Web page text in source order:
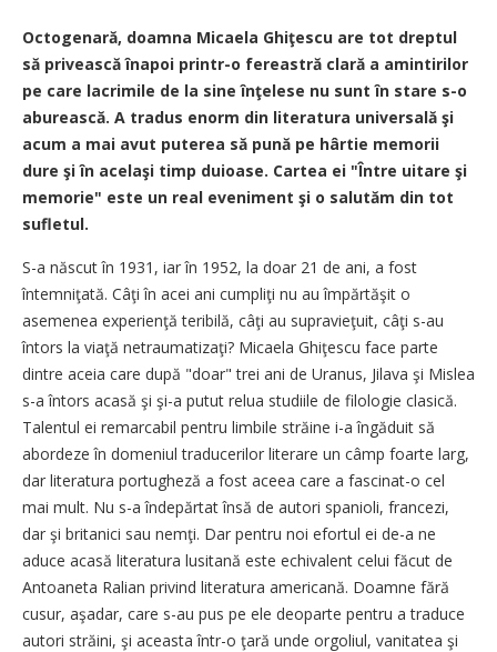
Octogenară, doamna Micaela Ghiţescu are tot dreptul
să privească înapoi printr-o fereastră clară a amintirilor
pe care lacrimile de la sine înţelese nu sunt în stare s-o
aburească. A tradus enorm din literatura universală şi
acum a mai avut puterea să pună pe hârtie memorii
dure şi în acelaşi timp duioase. Cartea ei "Între uitare şi
memorie" este un real eveniment şi o salutăm din tot
sufletul.
S-a născut în 1931, iar în 1952, la doar 21 de ani, a fost
întemniţată. Câţi în acei ani cumpliţi nu au împărtăşit o
asemenea experienţă teribilă, câţi au supravieţuit, câţi s-au
întors la viaţă netraumatizaţi? Micaela Ghiţescu face parte
dintre aceia care după "doar" trei ani de Uranus, Jilava şi Mislea
s-a întors acasă şi şi-a putut relua studiile de filologie clasică.
Talentul ei remarcabil pentru limbile străine i-a îngăduit să
abordeze în domeniul traducerilor literare un câmp foarte larg,
dar literatura portugheză a fost aceea care a fascinat-o cel
mai mult. Nu s-a îndepărtat însă de autori spanioli, francezi,
dar şi britanici sau nemţi. Dar pentru noi efortul ei de-a ne
aduce acasă literatura lusitană este echivalent celui făcut de
Antoaneta Ralian privind literatura americană. Doamne fără
cusur, aşadar, care s-au pus pe ele deoparte pentru a traduce
autori străini, şi aceasta într-o ţară unde orgoliul, vanitatea şi